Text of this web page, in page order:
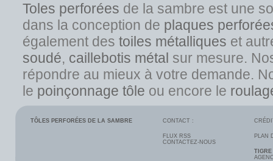
Toles perforées de la sambre est une
dans la conception de plaques
également destoiles métalliques et
soudé, caillebotis métal sur mesure.
répondre au mieux à votre demande.
le poinçonnage tôle ou encore le
TÔLES PERFORÉES DE LA SAMBRE CONTACT :
FLUX RSS
CONTACTEZ-NOUS
PLAN